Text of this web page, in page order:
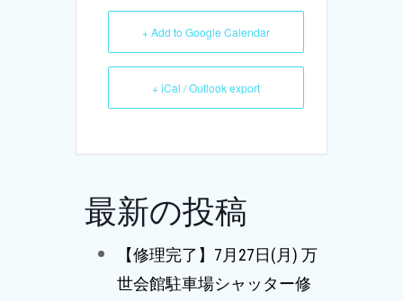
+ Add to Google Calendar
+ iCal / Outlook export
最新の投稿
【修理完了】7月27日(月) 万
世会館駐車場シャッター修